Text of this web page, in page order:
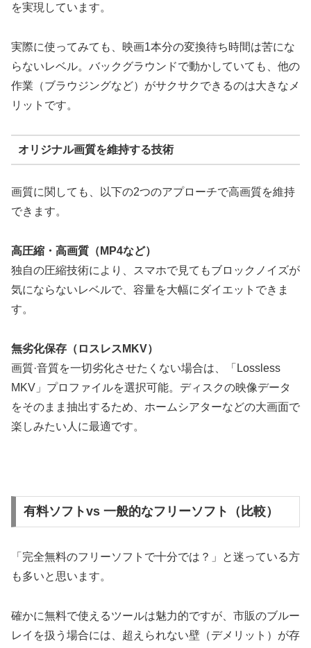
を実現しています。
実際に使ってみても、映画1本分の変換待ち時間は苦にな
らないレベル。バックグラウンドで動かしていても、他の
作業（ブラウジングなど）がサクサクできるのは大きなメ
リットです。
オリジナル画質を維持する技術
画質に関しても、以下の2つのアプローチで高画質を維持
できます。
高圧縮・高画質（MP4など）
独自の圧縮技術により、スマホで見てもブロックノイズが
気にならないレベルで、容量を大幅にダイエットできま
す。
無劣化保存（ロスレスMKV）
画質·音質を一切劣化させたくない場合は、「Lossless
MKV」プロファイルを選択可能。ディスクの映像データ
をそのまま抽出するため、ホームシアターなどの大画面で
楽しみたい人に最適です。
有料ソフトvs 一般的なフリーソフト（比較）
「完全無料のフリーソフトで十分では？」と迷っている方
も多いと思います。
確かに無料で使えるツールは魅力的ですが、市販のブルー
レイを扱う場合には、超えられない壁（デメリット）が存